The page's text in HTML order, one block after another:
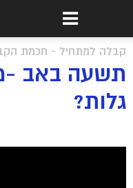
קבלה למתחיל - חכמת
תשעה באב -
גלות?